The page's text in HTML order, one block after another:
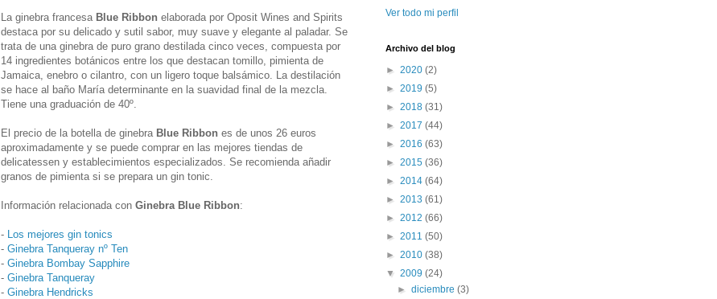
La ginebra francesa Blue Ribbon elaborada por Oposit Wines and Spirits
destaca por su delicado y sutil sabor, muy suave y elegante al paladar. Se
trata de una ginebra de puro grano destilada cinco veces, compuesta por
14 ingredientes botánicos entre los que destacan tomillo, pimienta de
Jamaica, enebro o cilantro, con un ligero toque balsámico. La destilación
se hace al baño María determinante en la suavidad final de la mezcla.
Tiene una graduación de 40º.
El precio de la botella de ginebra Blue Ribbon es de unos 26 euros
aproximadamente y se puede comprar en las mejores tiendas de
delicatessen y establecimientos especializados. Se recomienda añadir
granos de pimienta si se prepara un gin tonic.
Información relacionada con Ginebra Blue Ribbon:
- Los mejores gin tonics
- Ginebra Tanqueray nº Ten
- Ginebra Bombay Sapphire
- Ginebra Tanqueray
- Ginebra Hendricks
Ver todo mi perfil
Archivo del blog
► 2020 (2)
► 2019 (5)
► 2018 (31)
► 2017 (44)
► 2016 (63)
► 2015 (36)
► 2014 (64)
► 2013 (61)
► 2012 (66)
► 2011 (50)
► 2010 (38)
▼ 2009 (24)
►diciembre(3)